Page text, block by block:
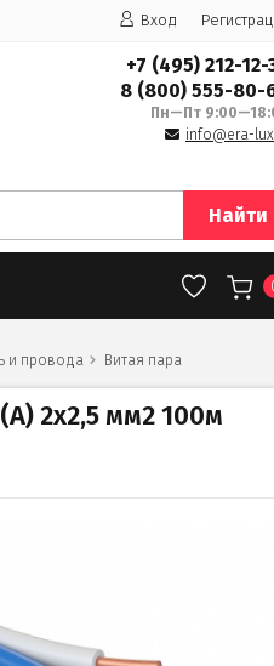
Вход
+7 (495) 212-12-
8 (800) 555-80-
Пн—Пт
info@era-
Найти
и провода Витая пара
2х2,5 мм2 100м